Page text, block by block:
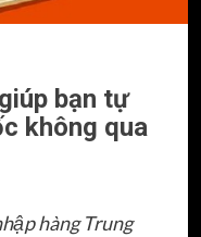
bạn tự
không qua
hàng Trung